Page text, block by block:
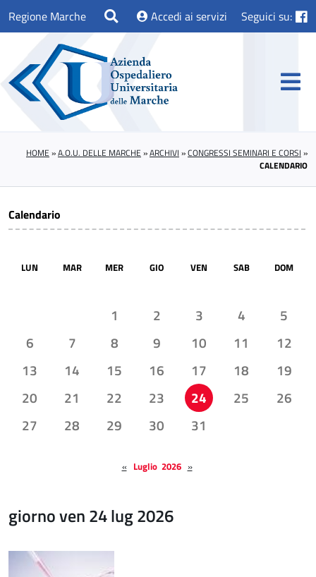
Regione Marche Accedi ai servizi Seguici su:
HOME »A.O.U. DELLE MARCHE »ARCHIVI »CONGRESSI SEMINARI E CORSI »
CALENDARIO
Calendario
LUN MAR MER GIO VEN SAB DOM
1 2 3 4
5
6
7 8 9 10 11
12
13
14 15 16 17 18
19
20
21 22 23 24 25
26
27
28 29 30 31
« Luglio 2026 »
giorno ven 24 lug 2026